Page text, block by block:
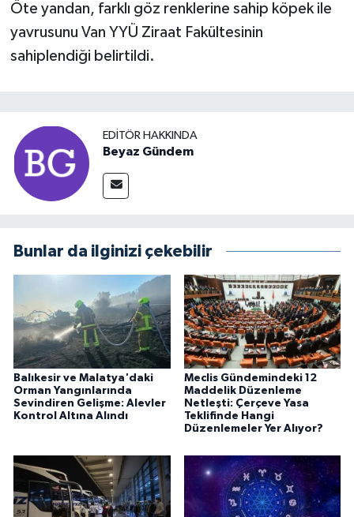
Öte yandan, farklı göz renklerine sahip köpek ile
yavrusunu Van YYÜ Ziraat Fakültesinin
sahiplendiği belirtildi.
EDITÖR HAKKINDA
Beyaz Gündem
Bunlar da ilginizi çekebilir
Balıkesir ve Malatya'daki
Orman Yangınlarında
Sevindiren Gelişme: Alevler
Kontrol Altına Alındı
Meclis Gündemindeki 12
Maddelik Düzenleme
Netleşti: Çerçeve Yasa
Teklifinde Hangi
Düzenlemeler Yer Alıyor?